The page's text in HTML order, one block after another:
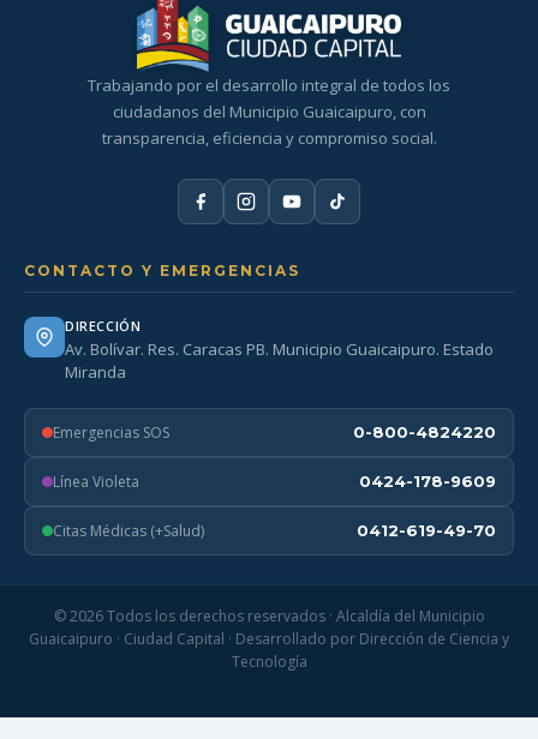
Trabajando por el desarrollo integral de todos los
ciudadanos del Municipio Guaicaipuro, con
transparencia, eficiencia y compromiso social.
CONTACTO Y EMERGENCIAS
DIRECCIÓN
Av. Bolívar. Res. Caracas PB. Municipio Guaicaipuro. Estado
Miranda
Emergencias SOS 0-800-4824220
Línea Violeta 0424-178-9609
Citas Médicas (+Salud) 0412-619-49-70
© 2026 Todos los derechos reservados · Alcaldía del Municipio
Guaicaipuro · Ciudad Capital · Desarrollado por Dirección de Ciencia y
Tecnología